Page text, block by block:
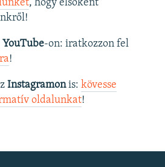
, hogy elsőként
YouTube-on: iratkozzon fel
!
Instagramonis: kövesse
oldalunkat! ​